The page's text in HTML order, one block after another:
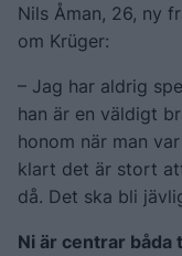
Nils Åman, 26, ny
om Krüger:
– Jag har aldrig
han är en väldigt
honom när man
klart det är stort
då. Det ska bli
Ni är centrar båda